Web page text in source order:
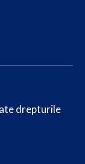
drepturile